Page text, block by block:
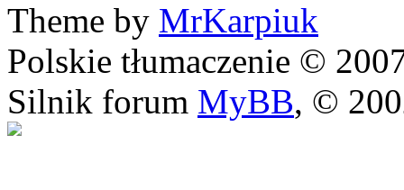
Theme by MrKarpiuk
Polskie tłumaczenie ©
Silnik forum MyBB, ©